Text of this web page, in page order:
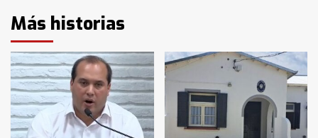
Más historias